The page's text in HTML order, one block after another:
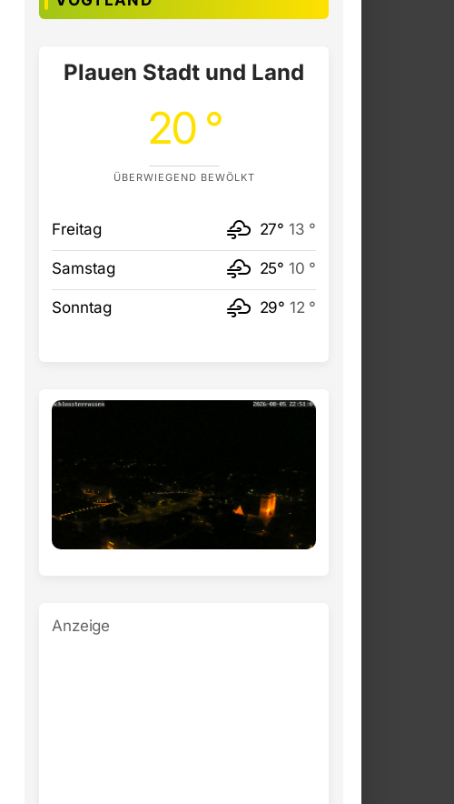
Plauen Stadt und Land
20 °
ÜBERWIEGEND BEWÖLKT
Freitag 27° 13 °
Samstag 25° 10 °
Sonntag 29° 12 °
Anzeige